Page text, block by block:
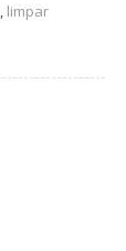
, limpar